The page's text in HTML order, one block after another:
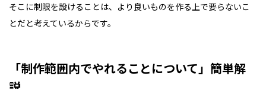
そこに制限を設けることは、より良いものを作る上で要らないこ
とだと考えているからです。
「制作範囲内でやれることについて」簡単解